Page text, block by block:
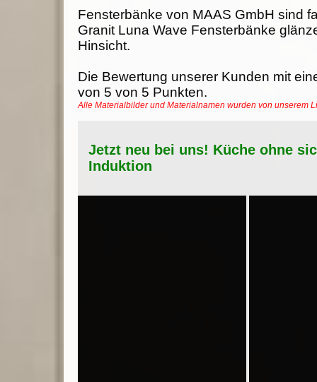
Fensterbänke von MAAS GmbH sind
Granit Luna Wave Fensterbänke
Hinsicht.
Die Bewertung unserer Kunden mit
von 5 von 5 Punkten.
Alle Materialbilder und Materialnamen wurden von unserem
Jetzt neu bei uns! Küche ohne
Induktion